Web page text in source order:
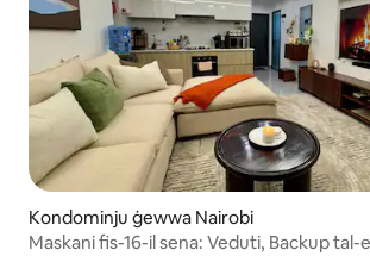
Kondominju ġewwa Nairobi
Maskani fis-16-il sena: Veduti, Backup tal-